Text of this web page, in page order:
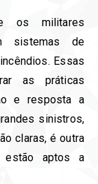
os militares
sistemas de
Essas
as práticas
e resposta a
sinistros,
claras, é outra
estão aptos a